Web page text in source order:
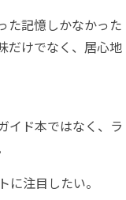
た記憶しかなかった
だけでなく、居心地
イド本ではなく、ラ
注目したい。